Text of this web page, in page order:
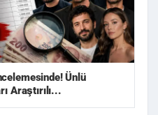
Ünlü
Araştırılı...